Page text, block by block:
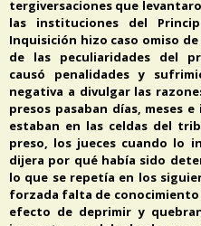
tergiversaciones que
las instituciones del
Inquisición hizo caso omiso de
de las peculiaridades del
causó penalidades y
negativa a divulgar las
presos pasaban días, meses
estaban en las celdas del
preso, los jueces cuando lo
dijera por qué había sido
lo que se repetía en los
forzada falta de conocimiento
efecto de deprimir y